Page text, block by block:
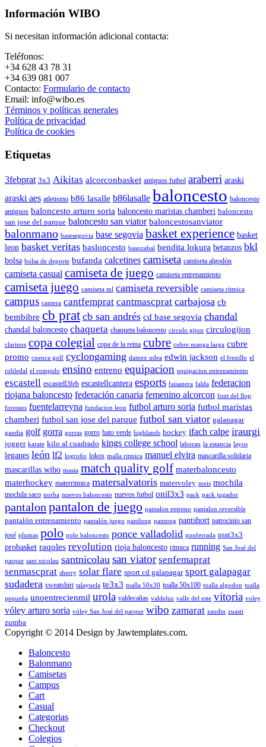
Información WIBO
Si necesitan información adicional contacta:
Teléfonos:
+34 628 43 78 31
+34 639 081 007
Contacto: Formulario de contacto
Email: info@wibo.es
Términos y políticas generales
Política de privacidad
Política de cookies
Etiquetas
3febprat 3x3 Aikitas alcorconbasket antiguos futbol araberri araski
araski aes atletismo b86 lasalle b86lasalle baloncesto baloncesto
antiguos baloncesto arturo soria baloncesto maristas chamberi baloncesto
san jose del parque baloncesto san viator baloncestosanviator
balonmano basesegovia base segovia basket experience basket
leon basket veritas basloncesto basozabal bendita lokura betanzos bkl
bolsa bolsa de deporte bufanda calcetines camiseta camiseta algodón
camiseta casual camiseta de juego camiseta entrenamiento
camiseta juego camiseta ml camiseta reversible camiseta ritmica
campus cantera cantfemprat cantmascprat carbajosa cb
bembibre cb prat cb san andrés cd base segovia chandal
chandal baloncesto chaqueta chaqueta baloncesto circulo gijon circulogijon
clarinos copa colegial copa de la reina cubre cubre manga larga cubre
promo cuenca golf cyclongaming damex udea edwin jackson el frenillo el
robledal el rompido ensino entreno equipacion equipacion entrenamiento
escastell escastell3feb escastellcantera esports faisanera falda federacion
riojana baloncesto federación canaria femenino alcorcon font del llop
foressos fuentelarreyna fundacion leon futbol arturo soria futbol maristas
chamberi futbol san jose del parque futbol san viator galapagar
gandia golf gorra gorras gorro hato verde highlands hockey ifach calpe iraurgi
jogger karate kilo al cuadrado kings college school laboran la estancia layos
leganes león lf2 logroño lokos malla ritmica manuel elvira mascarilla solidaria
mascarillas wibo masia match quality golf materbaloncesto
materhockey materritmica matersalvatoris matervoley meis mochila
mochila saco norba nuevos baloncesto nuevos futbol onil3x3 pack pack jugador
pantalon pantalon de juego pantalon entreno pantalon reversible
pantalón entrenamiento pantalón juego pantlong pantong pantshort patrocinio san
josé plumas polo polo baloncesto ponce valladolid ponferrada prat3x3
probasket raqoles revolution rioja baloncesto ritmica running San José del
parque sant nicolau santnicolau san viator senfemaprat
senmascprat sherry solar flare sport cd galapagar sport galapagar
sudadera sweatshirt talayuela te3x3 toalla 50x30 toalla 50x100 toalla algodon toalla
pequeña unoentrecienmil urola valdecañas valdeluz valle del este vitoria voley
vóley arturo soria vóley San José del parque wibo zamarat zaudin zuasti
zumba
Copyright © 2014 Design by Jawtemplates.com.
Baloncesto
Balonmano
Camisetas
Campus
Cart
Casual
Categorias
Checkout
Colegios